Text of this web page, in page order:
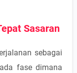
Sasaran
sebagai
fase dimana